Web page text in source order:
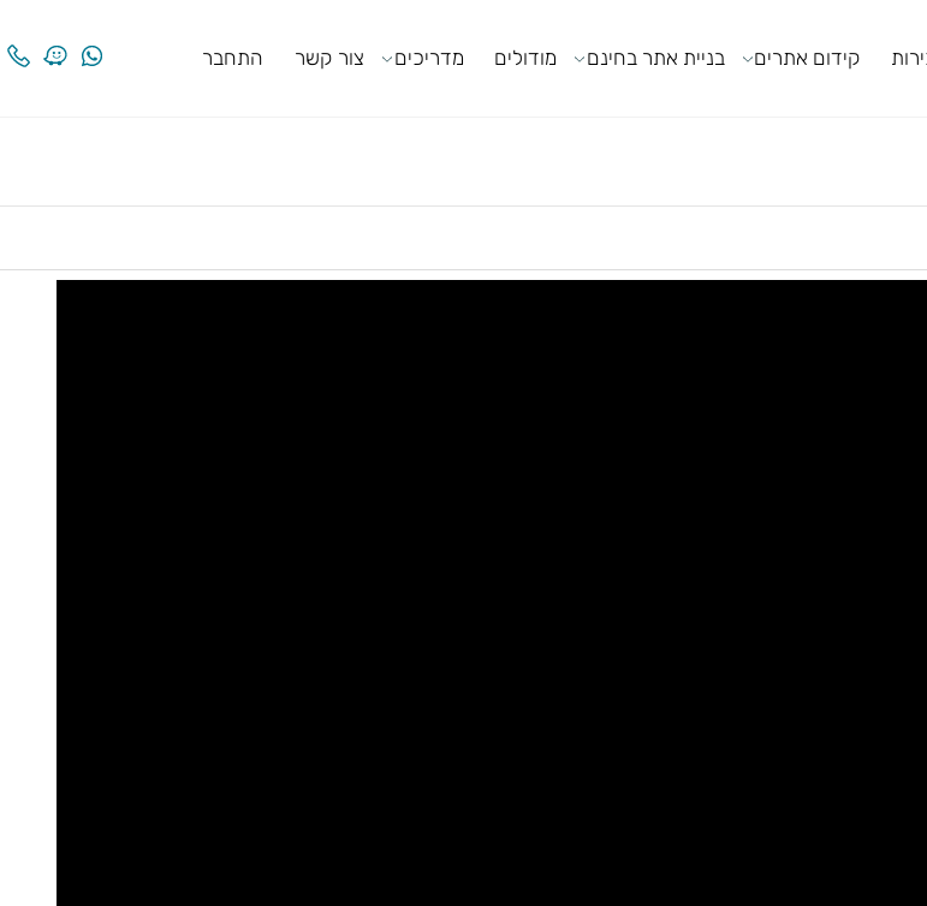
קידום אתרים בניית אתר בחינם מודולים מדריכים צור קשר התחבר